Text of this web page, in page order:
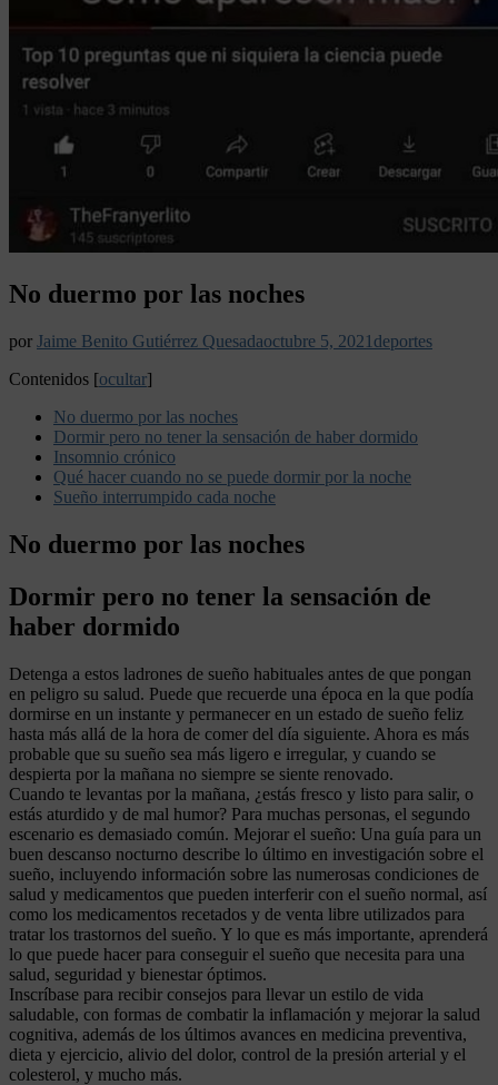
No duermo por las noches
por Jaime Benito Gutiérrez Quesadaoctubre 5, 2021 deportes
Contenidos [ocultar]
No duermo por las noches
Dormir pero no tener la sensación de haber dormido
Insomnio crónico
Qué hacer cuando no se puede dormir por la noche
Sueño interrumpido cada noche
No duermo por las noches
Dormir pero no tener la sensación de
haber dormido
Detenga a estos ladrones de sueño habituales antes de que pongan
en peligro su salud. Puede que recuerde una época en la que podía
dormirse en un instante y permanecer en un estado de sueño feliz
hasta más allá de la hora de comer del día siguiente. Ahora es más
probable que su sueño sea más ligero e irregular, y cuando se
despierta por la mañana no siempre se siente renovado.
Cuando te levantas por la mañana, ¿estás fresco y listo para salir, o
estás aturdido y de mal humor? Para muchas personas, el segundo
escenario es demasiado común. Mejorar el sueño: Una guía para un
buen descanso nocturno describe lo último en investigación sobre el
sueño, incluyendo información sobre las numerosas condiciones de
salud y medicamentos que pueden interferir con el sueño normal, así
como los medicamentos recetados y de venta libre utilizados para
tratar los trastornos del sueño. Y lo que es más importante, aprenderá
lo que puede hacer para conseguir el sueño que necesita para una
salud, seguridad y bienestar óptimos.
Inscríbase para recibir consejos para llevar un estilo de vida
saludable, con formas de combatir la inflamación y mejorar la salud
cognitiva, además de los últimos avances en medicina preventiva,
dieta y ejercicio, alivio del dolor, control de la presión arterial y el
colesterol, y mucho más.